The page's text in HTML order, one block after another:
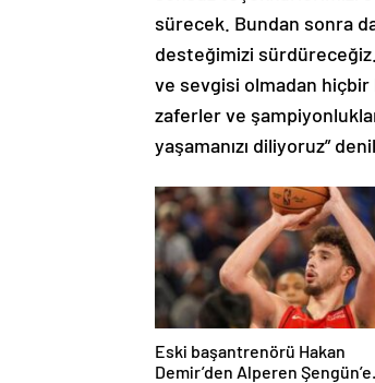
sürecek. Bundan sonra
desteğimizi sürdüreceğiz.
ve sevgisi olmadan hiçbir
zaferler ve
yaşamanızı diliyoruz”
Eski başantrenörü Hakan
Demir’den Alperen Şengün’e